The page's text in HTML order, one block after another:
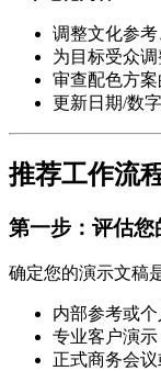
调整文化参
为目标受众
审查配色方
更新日期/数
推荐工作流
第一步：评估您
确定您的演示文稿
内部参考或
专业客户演
正式商务会